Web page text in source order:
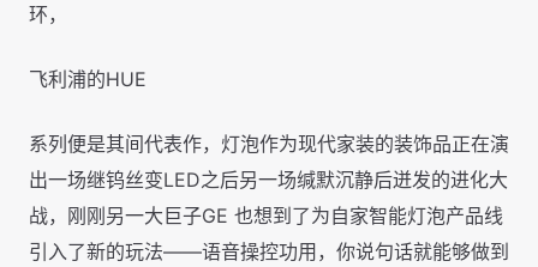
环，
飞利浦的HUE
系列便是其间代表作，灯泡作为现代家装的装饰品正在演
出一场继钨丝变LED之后另一场缄默沉静后迸发的进化大
战，刚刚另一大巨子GE 也想到了为自家智能灯泡产品线
引入了新的玩法——语音操控功用，你说句话就能够做到